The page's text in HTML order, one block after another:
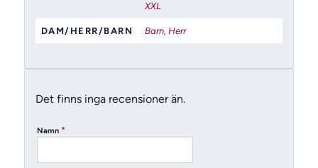
XXL
DAM/HERR/BARN Barn, Herr
Det finns inga recensioner än.
Namn *